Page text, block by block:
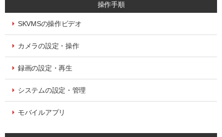
操作手順
SKVMSの操作ビデオ
カメラの設定・操作
録画の設定・再生
システムの設定・管理
モバイルアプリ